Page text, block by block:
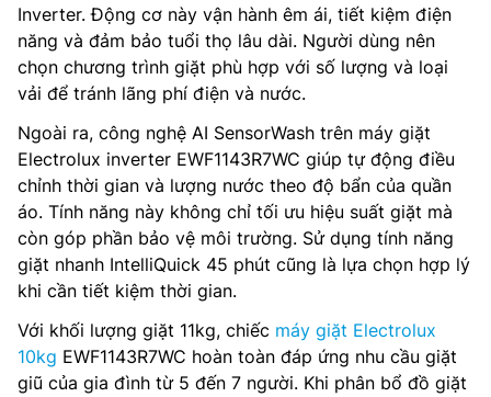
Inverter. Động cơ này vận hành êm ái, tiết kiệm điện
năng và đảm bảo tuổi thọ lâu dài. Người dùng nên
chọn chương trình giặt phù hợp với số lượng và loại
vải để tránh lãng phí điện và nước.
Ngoài ra, công nghệ AI SensorWash trên máy giặt
Electrolux inverter EWF1143R7WC giúp tự động điều
chỉnh thời gian và lượng nước theo độ bẩn của quần
áo. Tính năng này không chỉ tối ưu hiệu suất giặt mà
còn góp phần bảo vệ môi trường. Sử dụng tính năng
giặt nhanh IntelliQuick 45 phút cũng là lựa chọn hợp lý
khi cần tiết kiệm thời gian.
Với khối lượng giặt 11kg, chiếc máy giặt Electrolux
10kg EWF1143R7WC hoàn toàn đáp ứng nhu cầu giặt
giũ của gia đình từ 5 đến 7 người. Khi phân bổ đồ giặt